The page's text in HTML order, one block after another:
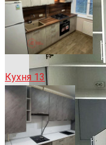
Кухня 13